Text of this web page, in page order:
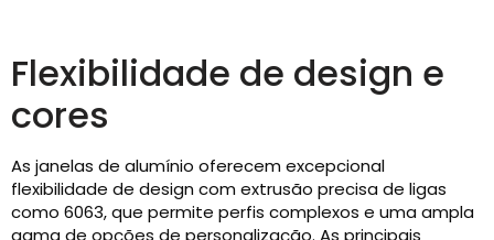
Flexibilidade de design e
cores
As janelas de alumínio oferecem excepcional
flexibilidade de design com extrusão precisa de ligas
como 6063, que permite perfis complexos e uma ampla
gama de opções de personalização. As principais